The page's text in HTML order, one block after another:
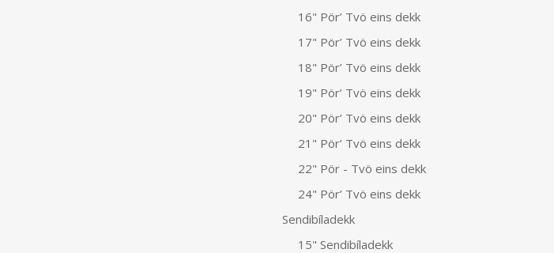
16" Pör’ Tvö eins dekk
17" Pör’ Tvö eins dekk
18" Pör’ Tvö eins dekk
19" Pör’ Tvö eins dekk
20" Pör’ Tvö eins dekk
21" Pör’ Tvö eins dekk
22" Pör - Tvö eins dekk
24" Pör’ Tvö eins dekk
Sendibíladekk
15" Sendibíladekk